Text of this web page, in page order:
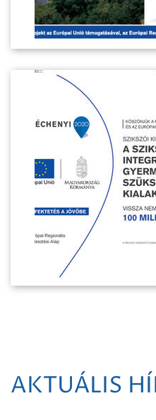
AKTUÁLIS